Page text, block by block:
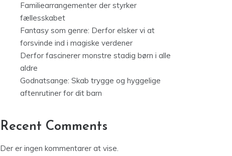
Familiearrangementer der styrker
fællesskabet
Fantasy som genre: Derfor elsker vi at
forsvinde ind i magiske verdener
Derfor fascinerer monstre stadig børn i alle
aldre
Godnatsange: Skab trygge og hyggelige
aftenrutiner for dit barn
Recent Comments
Der er ingen kommentarer at vise.